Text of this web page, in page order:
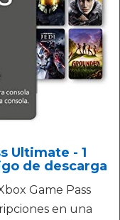
Ultimate - 1
de descarga
Game Pass
en una